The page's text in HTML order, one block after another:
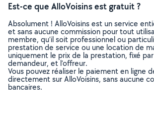
Est-ce que AlloVoisins est gratuit ?
Absolument ! AlloVoisins est un service
et sans aucune commission pour tout
membre, qu’il soit professionnel ou
prestation de service ou une location de
uniquement le prix de la prestation, fixé
demandeur, et l’offreur.
Vous pouvez réaliser le paiement en ligne
directement sur AlloVoisins, sans aucune
bancaires.